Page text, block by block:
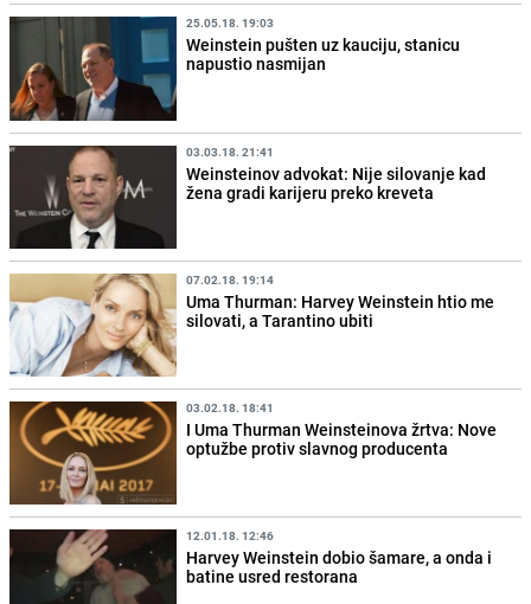
25.05.18. 19:03
Weinstein pušten uz kauciju, stanicu
napustio nasmijan
03.03.18. 21:41
Weinsteinov advokat: Nije silovanje kad
žena gradi karijeru preko kreveta
07.02.18. 19:14
Uma Thurman: Harvey Weinstein htio me
silovati, a Tarantino ubiti
03.02.18. 18:41
I Uma Thurman Weinsteinova žrtva: Nove
optužbe protiv slavnog producenta
12.01.18. 12:46
Harvey Weinstein dobio šamare, a onda i
batine usred restorana